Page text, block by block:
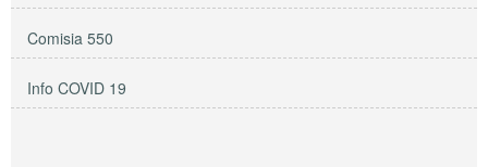
Comisia 550
Info COVID 19